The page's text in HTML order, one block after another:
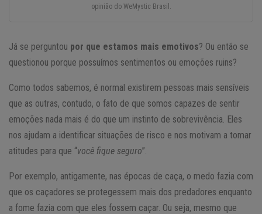
opinião do WeMystic Brasil.
Já se perguntou por que estamos mais emotivos? Ou então se
questionou porque possuímos sentimentos ou emoções ruins?
Como todos sabemos, é normal existirem pessoas mais sensíveis
que as outras, contudo, o fato de que somos capazes de sentir
emoções nada mais é do que um instinto de sobrevivência. Eles
nos ajudam a identificar situações de risco e nos motivam a tomar
atitudes para que “você fique seguro”.
Por exemplo, antigamente, nas épocas de caça, o medo fazia com
que os caçadores se protegessem mais dos predadores enquanto
a fome fazia com que eles fossem caçar. Ou seja, mesmo que